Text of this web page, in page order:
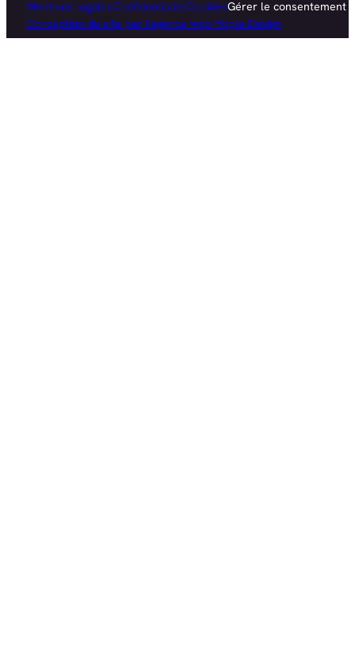
Mentions légalesConfidentialitéCookiesGérer le consentement
Conception du site par l'agence web Hopla Design